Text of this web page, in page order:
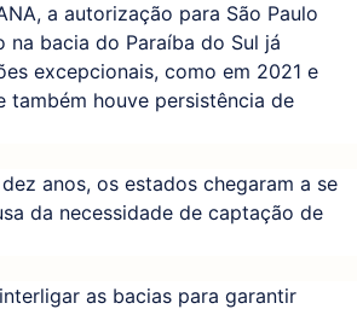
a autorização para São Paulo
na bacia do Paraíba do Sul já
excepcionais, como em 2021 e
também houve persistência de
anos, os estados chegaram a se
da necessidade de captação de
as bacias para garantir